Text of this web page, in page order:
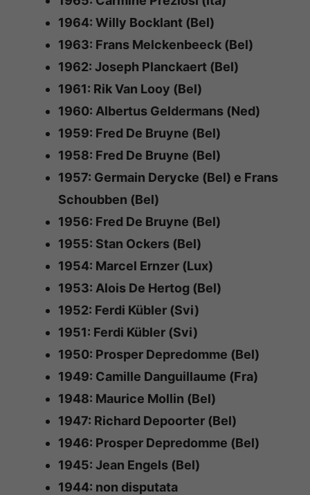
1964: Willy Bocklant (Bel)
1963: Frans Melckenbeeck (Bel)
1962: Joseph Planckaert (Bel)
1961: Rik Van Looy (Bel)
1960: Albertus Geldermans (Ned)
1959: Fred De Bruyne (Bel)
1958: Fred De Bruyne (Bel)
1957: Germain Derycke (Bel) e Frans
Schoubben (Bel)
1956: Fred De Bruyne (Bel)
1955: Stan Ockers (Bel)
1954: Marcel Ernzer (Lux)
1953: Alois De Hertog (Bel)
1952: Ferdi Kübler (Svi)
1951: Ferdi Kübler (Svi)
1950: Prosper Depredomme (Bel)
1949: Camille Danguillaume (Fra)
1948: Maurice Mollin (Bel)
1947: Richard Depoorter (Bel)
1946: Prosper Depredomme (Bel)
1945: Jean Engels (Bel)
1944: non disputata